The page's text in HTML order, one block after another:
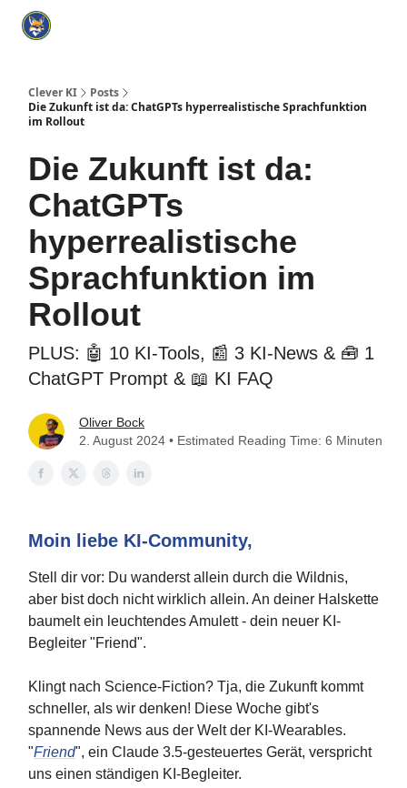
Clever KI
Posts
Die Zukunft ist da: ChatGPTs hyperrealistische Sprachfunktion
im Rollout
Die Zukunft ist da:
ChatGPTs
hyperrealistische
Sprachfunktion im
Rollout
PLUS: 🤖 10 KI-Tools, 📰 3 KI-News & 🧰 1
ChatGPT Prompt & 📖 KI FAQ
Oliver Bock
2. August 2024 • Estimated Reading Time: 6 Minuten
Moin liebe KI-Community,
Stell dir vor: Du wanderst allein durch die Wildnis,
aber bist doch nicht wirklich allein. An deiner Halskette
baumelt ein leuchtendes Amulett - dein neuer KI-
Begleiter "Friend".
Klingt nach Science-Fiction? Tja, die Zukunft kommt
schneller, als wir denken! Diese Woche gibt's
spannende News aus der Welt der KI-Wearables.
"Friend", ein Claude 3.5-gesteuertes Gerät, verspricht
uns einen ständigen KI-Begleiter.